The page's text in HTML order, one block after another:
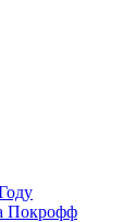
Покрофф